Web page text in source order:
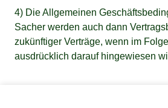
4) Die Allgemeinen
Sacher werden auch dann
zukünftiger Verträge, wenn im
ausdrücklich darauf hingewiesen